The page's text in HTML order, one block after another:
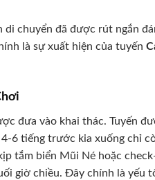
chuyển đã được rút ngắn
là sự xuất hiện của tuyến
đưa vào khai thác. Tuyến
6 tiếng trước kia xuống chỉ
tắm biển Mũi Né hoặc
giờ chiều. Đây chính là yếu